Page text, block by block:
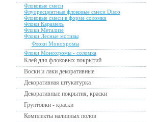
Флоковые смеси
Флуоресцентные флоковые смеси Disco
Флоковые смеси в форме соломки
Флоки Карамель
Флоки Метализе
Флоки Лесные мотивы
Флоки Монохромы
Флоки Монохромы - соломка
Клей для флоковых покрытий
Воски и лаки декоративные
Декоративная штукатурка
Декоративные покрытия, краски
Грунтовки - краски
Комплекты наливных полов